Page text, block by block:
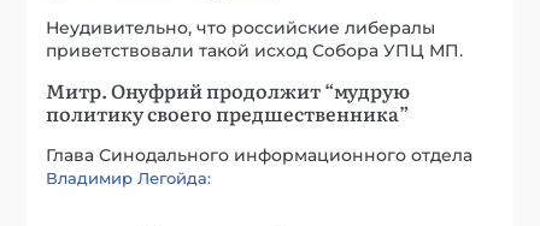
Неудивительно, что российские либералы
приветствовали такой исход Собора УПЦ МП.
Митр. Онуфрий продолжит “мудрую
политику своего предшественника”
Глава Синодального информационного отдела
Владимир Легойда: